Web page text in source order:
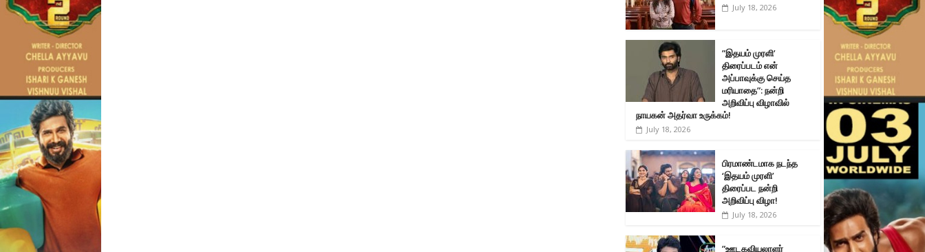
July 18, 2026
”இதயம் முரளி’
திரைப்படம் என்
அப்பாவுக்கு செய்த
மரியாதை”: நன்றி
அறிவிப்பு விழாவில்
நாயகன் அதர்வா உருக்கம்!
July 18, 2026
பிரமாண்டமாக நடந்த
‘இதயம் முரளி’
திரைப்பட நன்றி
அறிவிப்பு விழா!
July 18, 2026
”ஊடகவியலாளர்